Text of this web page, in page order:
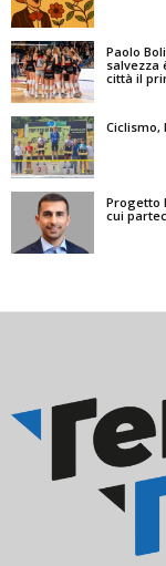
Paolo
salvezza
città il
Ciclismo,
Progetto
cui